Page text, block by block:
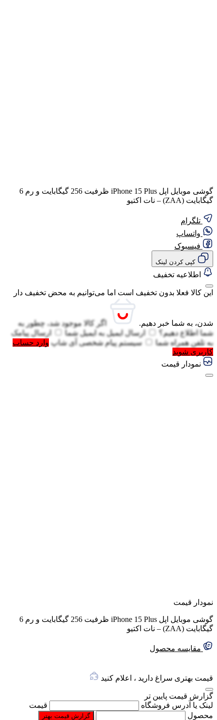
گوشی موبایل اپل iPhone 15 Plus ظرفیت 256 گیگابایت و رم 6
گیگابایت (ZAA) – نات اکتیو
تلگرام
واتساپ
فیسبوک
کپی کردن لینک
اطلاعیه تخفیف
این کالا فعلا بدون تخفیف است اما می‌توانیم به محض تخفیف دار
شدن، به شما خبر دهیم.
اگر کالا موجود شد، چطور به
شما اطلاع دهیم؟
ارسال ایمیل به ایمیل شما
ارسال پیامک
به تلفن همراه شما سیستم پیام شخصی آی شاپ وارد حساب
کاربری شوید
نمودار قیمت
نمودار قیمت
گوشی موبایل اپل iPhone 15 Plus ظرفیت 256 گیگابایت و رم 6
گیگابایت (ZAA) – نات اکتیو
مقایسه محصول
قیمت بهتری سراغ دارید ، اعلام کنید
گزارش قیمت پایین تر
لینک یا آدرس فروشگاه
قیمت
محصول
گزارش قیمت بهتر
گفتگو با غرفه‌دار
در حال اتصال...